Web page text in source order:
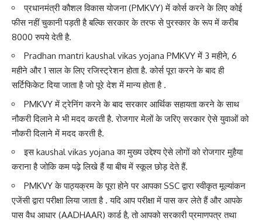
प्रधानमंत्री कौशल विकास योजना (PMKVY) में कोर्स करने के लिए कोई
फीस नहीं चुकानी पड़ती है बल्कि सरकार के तरफ से पुरस्कार के रूप में करीब
8000 रुपये देती है.
Pradhan mantri kaushal vikas yojana PMKVY में 3 महीने, 6
महीने और 1 साल के लिए रजिस्ट्रेशन होता है. कोर्स पूरा करने के बाद ही
सर्टिफिकेट दिया जाता है जो पूरे देश में मान्य होता है .
PMKVY में ट्रेनिंग करने के बाद सरकार आर्थिक सहायता करने के साथ
नौकरी दिलाने मे भी मदद करती है. रोजगार मेलों के जरिए सरकार ऐसे युवाओं को
नौकरी दिलाने में मदद करती है.
इस kaushal vikas yojana का मुख्य उद्देश्य ऐसे लोगों को रोजगार मुहैया
कराना है जोकि कम पढ़े लिखे हैं या बीच में स्कूल छोड़ देते हैं.
PMKVY के पाठ्यक्रम के पूरा होने पर आपका SSC द्वारा स्वीकृत मूल्यांकन
एजेंसी द्वारा परीक्षा लिया जाता है . यदि आप परीक्षा में पास कर लेते हैं और आपके
पास वैध आधार (AADHAAR) कार्ड है, तो आपको सरकारी प्रमाणपत्र तथा